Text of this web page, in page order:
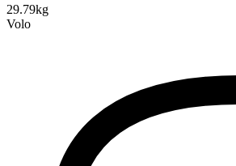
29.79kg
Volo